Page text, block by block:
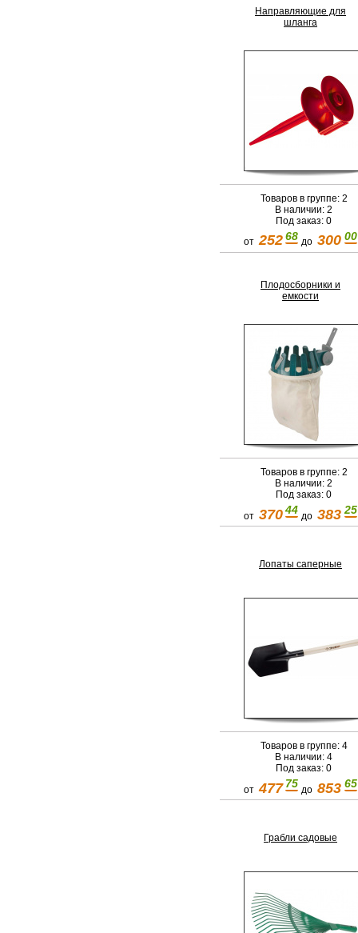
Направляющие для
шланга
Товаров в группе: 2
В наличии: 2
Под заказ: 0
от252 68до300 00
Плодосборники и
емкости
Товаров в группе: 2
В наличии: 2
Под заказ: 0
от 370 44до383 25
Лопаты саперные
Товаров в группе: 4
В наличии: 4
Под заказ: 0
от477 75до853 65
Грабли садовые